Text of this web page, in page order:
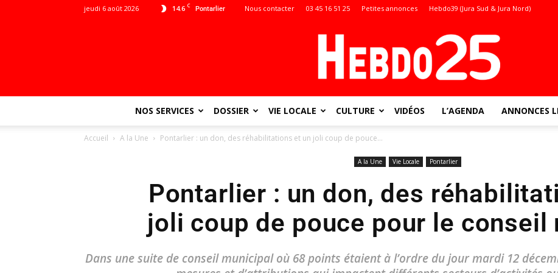
14.6 C Pontarlier
jeudi 6 août 2026 Nous contacter 03 45 16 51 25 Petites annonces Hebdo39 (Jura Sud & Jura Nord)
:
NOS SERVICES DOSSIER VIE LOCALE CULTURE VIDÉOS L’AGENDA ANNONCES
Accueil A la Une Pontarlier : un don, des réhabilitations et un joli coup de pouce...
A la Une Vie Locale Pontarlier
Pontarlier : un don, des
joli coup de pouce pour le conseil
Dans une suite de conseil municipal où 68 points étaient à l’ordre du jour mardi 12